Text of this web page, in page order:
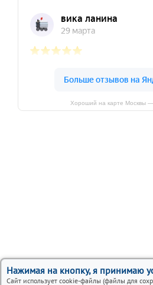
Нажимая на кнопку, я принимаю
Сайт использует cookie-файлы (файлы для
Хороший на карте Москвы